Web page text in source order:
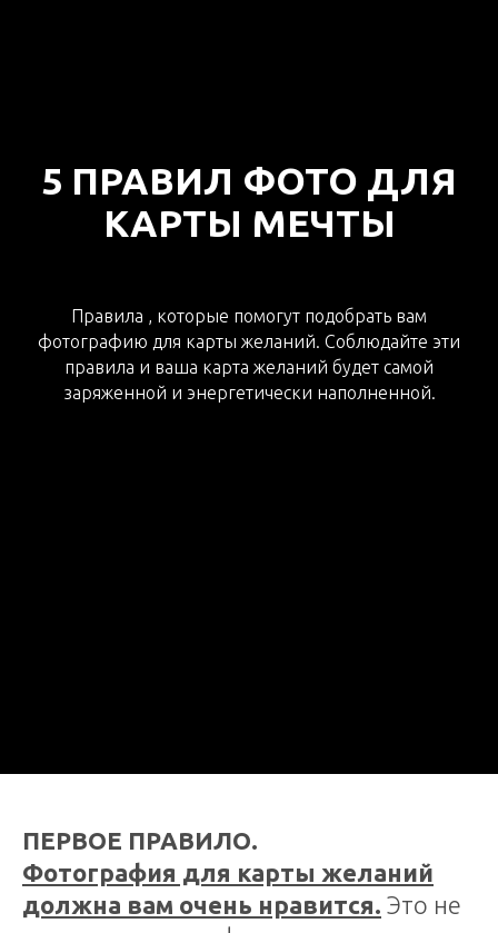
5 ПРАВИЛ ФОТО ДЛЯ
КАРТЫ МЕЧТЫ
Правила , которые помогут подобрать вам
фотографию для карты желаний. Соблюдайте эти
правила и ваша карта желаний будет самой
заряженной и энергетически наполненной.
ПЕРВОЕ ПРАВИЛО.
Фотография для карты желаний
должна вам очень нравится. Это не